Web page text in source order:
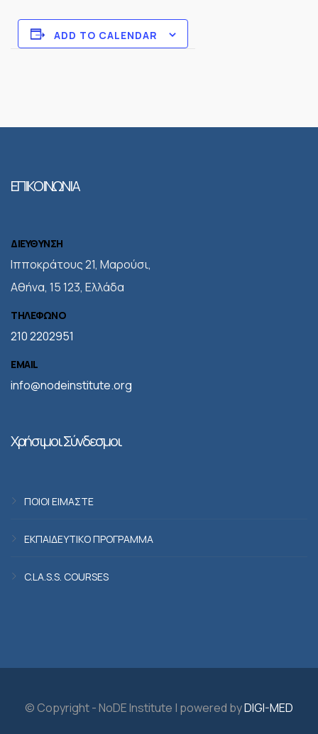
ADD TO CALENDAR
ΕΠΙΚΟΙΝΩΝΙΑ
ΔΙΕΥΘΥΝΣΗ
Iπποκράτους 21, Μαρούσι,
Αθήνα, 15 123, Ελλάδα
ΤΗΛΕΦΩΝΟ
210 2202951
EMAIL
info@nodeinstitute.org
Χρήσιμοι Σύνδεσμοι
ΠΟΙΟΙ ΕΙΜΑΣΤΕ
ΕΚΠΑΙΔΕΥΤΙΚΟ ΠΡΟΓΡΑΜΜΑ
C.LA.S.S. COURSES
© Copyright - NoDE Institute | powered byDIGI-MED